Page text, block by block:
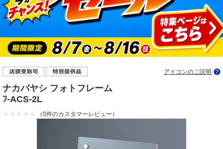
アイコンのご説明
ナカバヤシ フォトフレーム
ﾌ-ACS-2L
（0件のカスタマーレビュー）